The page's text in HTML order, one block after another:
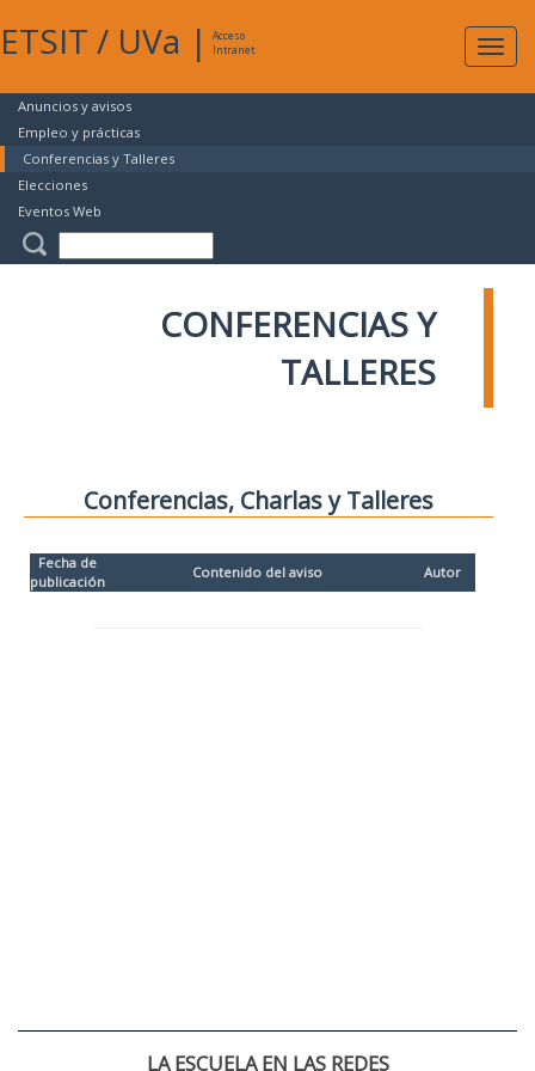
ETSIT / UVa |
Acceso
Intranet
Anuncios y avisos
Empleo y prácticas
Conferencias y Talleres
Elecciones
Eventos Web
CONFERENCIAS Y
TALLERES
Conferencias, Charlas y Talleres
Fecha de
publicación
Contenido del aviso Autor
LA ESCUELA EN LAS REDES